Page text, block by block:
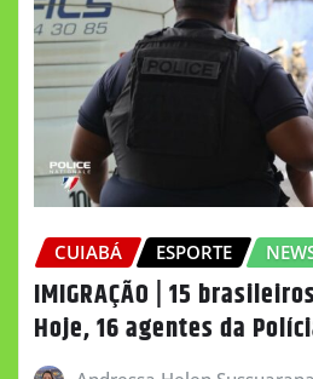
CUIABÁ ESPORTE
IMIGRAÇÃO | 15
Hoje, 16 agentes da